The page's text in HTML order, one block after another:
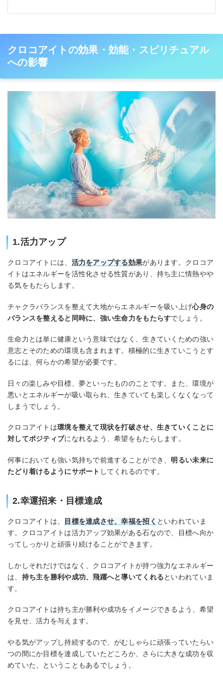
クロコアイトの効果・効能・スピリチュアル
への影響
1.活力アップ
クロコアイトには、 活力をアップする効果があります。クロコア
イトはエネルギーを活性化させる性質があり、持ち主に情熱やや
る気をもたらします。
チャクラバランスを整えて大地からエネルギーを吸い上げ心身の
バランスを整えると同時に、強い生命力をもたらすでしょう。
生命力とは単に健康という意味ではなく、生きていくための強い
意志とそのための環境も含まれます。積極的に生きていこうとす
るには、何らかの希望が必要です。
日々の楽しみや目標、夢といったもののことです。また、環境が
悪いとエネルギーが吸い取られ、生きていても楽しくなくなって
しまうでしょう。
クロコアイトは環境を整えて現状を打破させ、生きていくことに
対してポジティブになれるよう、希望をもたらします。
何事においても強い気持ちで前進することができ、 明るい未来に
たどり着けるようにサポート してくれるのです。
2.幸運招来・目標達成
クロコアイトは、 目標を達成させ、幸福を招く といわれていま
す。クロコアイトは活力アップ効果がある石なので、目標へ向か
ってしっかりと頑張り続けることができます。
しかしそれだけではなく、クロコアイトが持つ強力なエネルギー
は、 持ち主を勝利や成功、飛躍へと導いてくれるといわれていま
す。
クロコアイトは持ち主が勝利や成功をイメージできるよう、希望
を見せ、活力を与えます。
やる気がアップし持続するので、がむしゃらに頑張っていたらい
つの間にか目標を達成していたどころか、さらに大きな成功を収
めていた、ということもあるでしょう。